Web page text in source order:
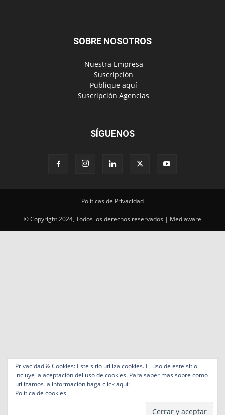
SOBRE NOSOTROS
‎ Nuestra Empresa
‎ Suscripción
‎ Publique aquí
‎ Suscripción Agencias
SÍGUENOS
Políticas de Privacidad
© Copyright 2024, Todos los derechos reservados | Mediaware
Privacidad & Cookies: Este sitio utiliza cookies. El uso de este sitio
incluye la aceptación del uso de cookies. Para saber mas sobre como
utilizamos la información haga click aquí:
Política de cookies